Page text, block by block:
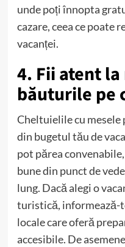
unde poți înnopta
cazare, ceea ce poate
vacanței.
4. Fii atent
băuturile pe
Cheltuielile cu mesele
din bugetul tău de
pot părea
bune din punct de
lung. Dacă alegi o
turistică, informează-
locale care oferă
accesibile. De